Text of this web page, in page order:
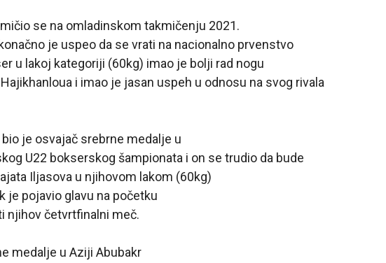
se na omladinskom takmičenju 2021.
je uspeo da se vrati na nacionalno prvenstvo
u lakoj kategoriji (60kg) imao je bolji rad nogu
i imao je jasan uspeh u odnosu na svog rivala
je osvajač srebrne medalje u
U22 bokserskog šampionata i on se trudio da bude
Iljasova u njihovom lakom (60kg)
je pojavio glavu na početku
njihov četvrtfinalni meč.
medalje u Aziji Abubakr